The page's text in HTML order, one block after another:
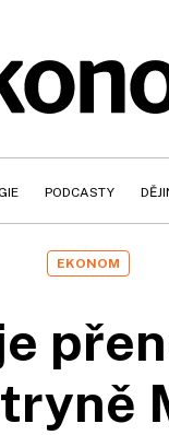
PODCASTY
EKONOM